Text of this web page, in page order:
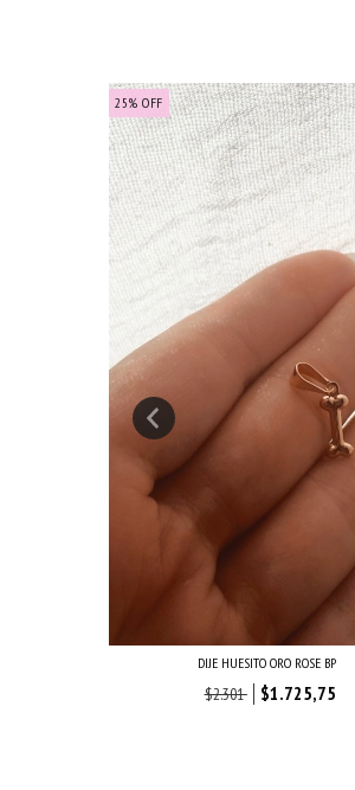
25% OFF
DIJE HUESITO ORO ROSE BP
$2.301 $1.725,75